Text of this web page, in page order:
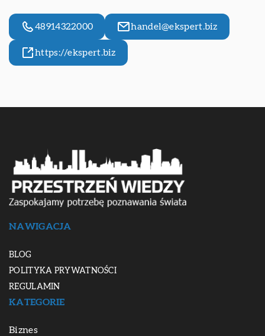
48914322000 handel@ekspert.biz
https://ekspert.biz
NAWIGACJA
BLOG
POLITYKA PRYWATNOŚCI
REGULAMIN
KATEGORIE
Biznes